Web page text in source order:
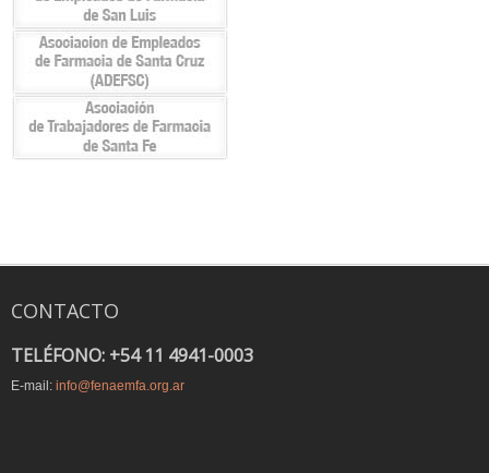
CONTACTO
TELÉFONO: +54 11 4941-0003
E-mail: info@fenaemfa.org.ar